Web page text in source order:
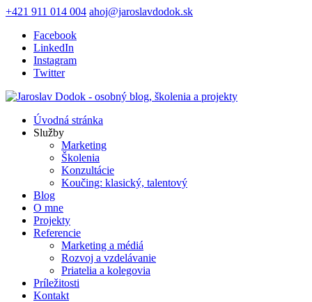
+421 911 014 004 ahoj@jaroslavdodok.sk
Facebook
LinkedIn
Instagram
Twitter
Úvodná stránka
Služby
Marketing
Školenia
Konzultácie
Koučing: klasický, talentový
Blog
O mne
Projekty
Referencie
Marketing a médiá
Rozvoj a vzdelávanie
Priatelia a kolegovia
Príležitosti
Kontakt